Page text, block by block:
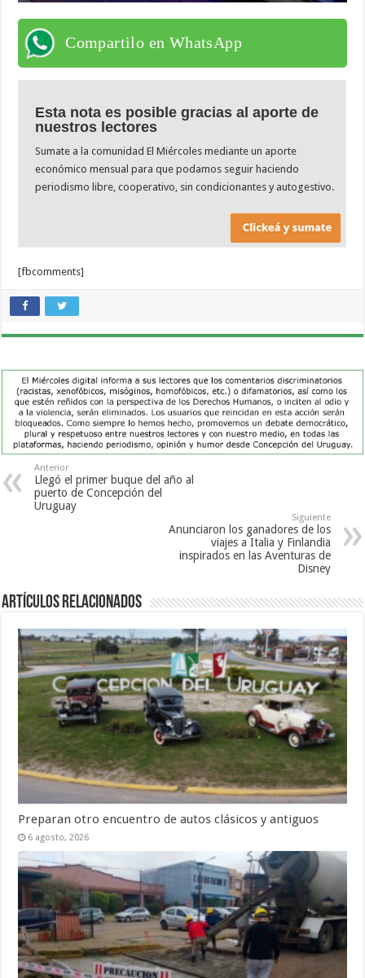
Compartilo en WhatsApp
Esta nota es posible gracias al aporte de
nuestros lectores
Sumate a la comunidad El Miércoles mediante un aporte
económico mensual para que podamos seguir haciendo
periodismo libre, cooperativo, sin condicionantes y autogestivo.
[fbcomments]
Anterior
Llegó el primer buque del año al
puerto de Concepción del
Uruguay
Siguiente
Anunciaron los ganadores de los
viajes a Italia y Finlandia
inspirados en las Aventuras de
Disney
Artículos Relacionados
Preparan otro encuentro de autos clásicos y antiguos
6 agosto, 2026